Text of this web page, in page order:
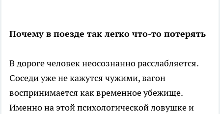
Почему в поезде так легко что-то потерять
В дороге человек неосознанно расслабляется.
Соседи уже не кажутся чужими, вагон
воспринимается как временное убежище.
Именно на этой психологической ловушке и